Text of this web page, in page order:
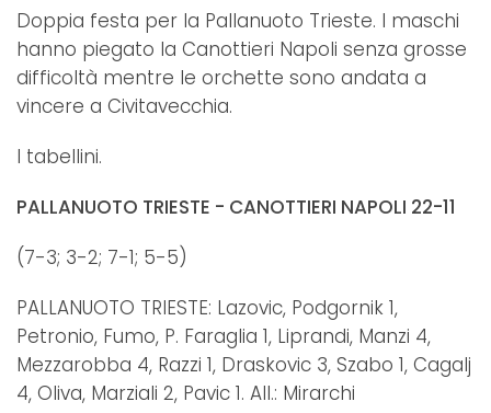
Doppia festa per la Pallanuoto Trieste. I maschi
hanno piegato la Canottieri Napoli senza grosse
difficoltà mentre le orchette sono andata a
vincere a Civitavecchia.
I tabellini.
PALLANUOTO TRIESTE - CANOTTIERI NAPOLI 22-11
(7-3; 3-2; 7-1; 5-5)
PALLANUOTO TRIESTE: Lazovic, Podgornik 1,
Petronio, Fumo, P. Faraglia 1, Liprandi, Manzi 4,
Mezzarobba 4, Razzi 1, Draskovic 3, Szabo 1, Cagalj
4, Oliva, Marziali 2, Pavic 1. All.: Mirarchi